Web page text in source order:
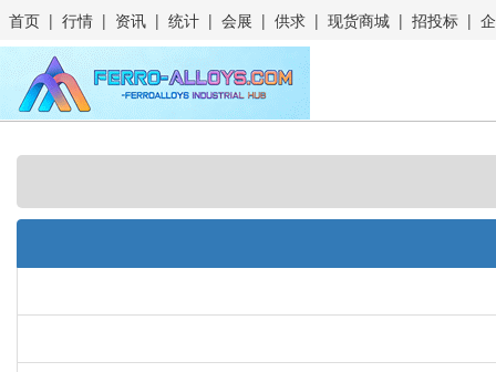
首页 | 行情 | 资讯 | 统计 | 会展 | 供求 | 现货商城 | 招投标 |